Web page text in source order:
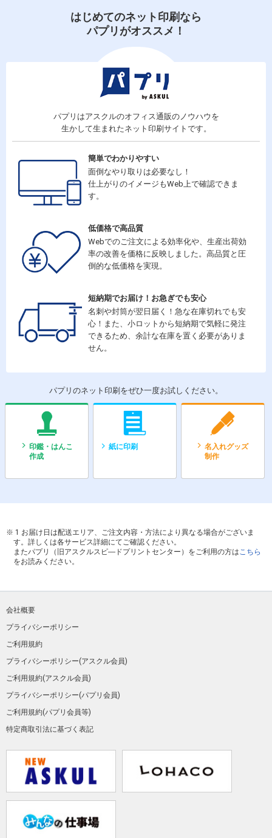
はじめてのネット印刷なら
パプリがオススメ！
パプリはアスクルのオフィス通販のノウハウを
生かして生まれたネット印刷サイトです。
簡単でわかりやすい
面倒なやり取りは必要なし！
仕上がりのイメージもWeb上で確認できま
す。
低価格で高品質
Webでのご注文による効率化や、生産出荷効
率の改善を価格に反映しました。高品質と圧
倒的な低価格を実現。
短納期でお届け！お急ぎでも安心
名刺や封筒が翌日届く！急な在庫切れでも安
心！また、小ロットから短納期で気軽に発注
できるため、余計な在庫を置く必要がありま
せん。
パプリのネット印刷をぜひ一度お試しください。
印鑑・はんこ
作成
紙に印刷
名入れグッズ
制作
1 お届け日は配送エリア、ご注文内容・方法により異なる場合がございま
す。詳しくは各サービス詳細にてご確認ください。
またパプリ（旧アスクルスピ―ドプリントセンター）をご利用の方はこちら
をお読みください。
会社概要
プライバシーポリシー
ご利用規約
プライバシーポリシー(アスクル会員)
ご利用規約(アスクル会員)
プライバシーポリシー(パプリ会員)
ご利用規約(パプリ会員等)
特定商取引法に基づく表記